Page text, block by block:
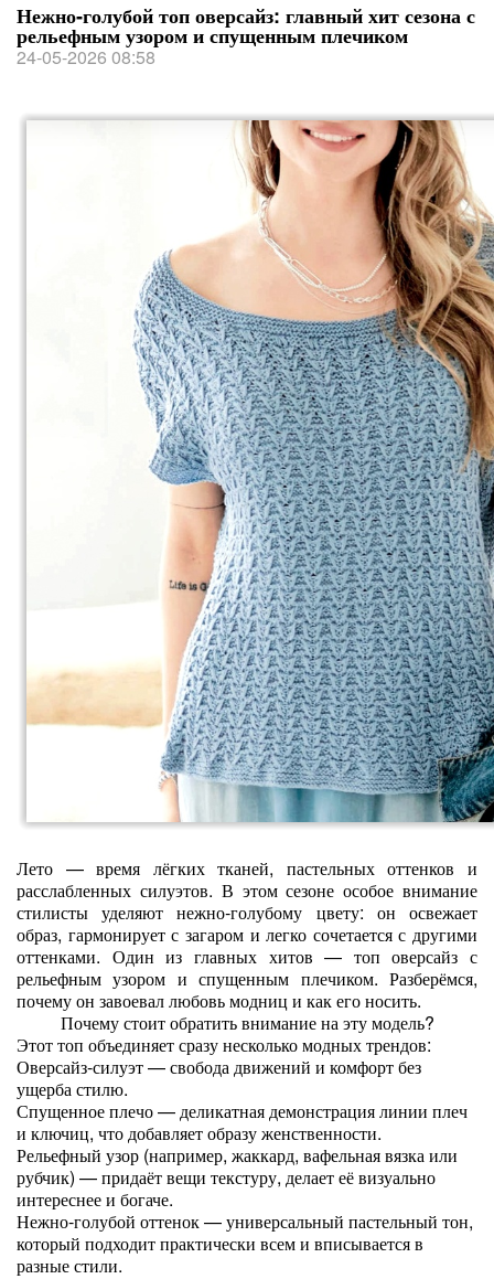
Нежно‑голубой топ оверсайз: главный хит сезона с
рельефным узором и спущенным плечиком
24-05-2026 08:58
Лето — время лёгких тканей, пастельных оттенков и
расслабленных силуэтов. В этом сезоне особое внимание
стилисты уделяют нежно‑голубому цвету: он освежает
образ, гармонирует с загаром и легко сочетается с другими
оттенками. Один из главных хитов — топ оверсайз с
рельефным узором и спущенным плечиком. Разберёмся,
почему он завоевал любовь модниц и как его носить.
Почему стоит обратить внимание на эту модель?
Этот топ объединяет сразу несколько модных трендов:
Оверсайз-силуэт — свобода движений и комфорт без
ущерба стилю.
Спущенное плечо — деликатная демонстрация линии плеч
и ключиц, что добавляет образу женственности.
Рельефный узор (например, жаккард, вафельная вязка или
рубчик) — придаёт вещи текстуру, делает её визуально
интереснее и богаче.
Нежно‑голубой оттенок — универсальный пастельный тон,
который подходит практически всем и вписывается в
разные стили.